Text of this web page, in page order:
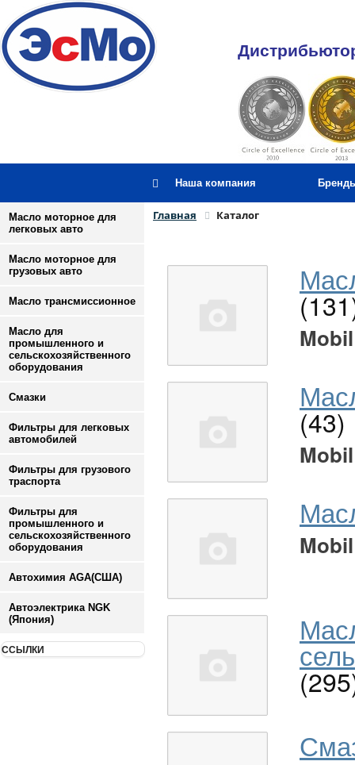
Наша компания
Масло моторное для
легковых авто
Масло моторное для
грузовых авто
Масло трансмиссионное
Масло для
промышленного и
сельскохозяйственного
оборудования
Смазки
Фильтры для легковых
автомобилей
Фильтры для грузового
траспорта
Фильтры для
промышленного и
сельскохозяйственного
оборудования
Автохимия AGA(США)
Автоэлектрика NGK
(Япония)
ССЫЛКИ
Главная Каталог
Mobil
(43)
Mobil
Mobil